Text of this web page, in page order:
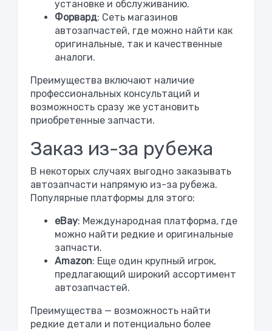
установке и обслуживанию.
Форвард: Сеть магазинов
автозапчастей, где можно найти как
оригинальные, так и качественные
аналоги.
Преимущества включают наличие
профессиональных консультаций и
возможность сразу же установить
приобретенные запчасти.
Заказ из-за рубежа
В некоторых случаях выгодно заказывать
автозапчасти напрямую из-за рубежа.
Популярные платформы для этого:
eBay: Международная платформа, где
можно найти редкие и оригинальные
запчасти.
Amazon: Еще один крупный игрок,
предлагающий широкий ассортимент
автозапчастей.
Преимущества — возможность найти
редкие детали и потенциально более